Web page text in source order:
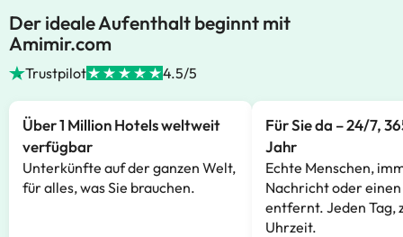
Der ideale Aufenthalt beginnt mit
Amimir.com
Trustpilot 4.5/5
Über 1 Million Hotels weltweit
verfügbar
Unterkünfte auf der ganzen Welt,
für alles, was Sie brauchen.
Für Sie da – 24/7,
Jahr
Echte Menschen,
Nachricht oder
entfernt. Jeden Tag,
Uhrzeit.